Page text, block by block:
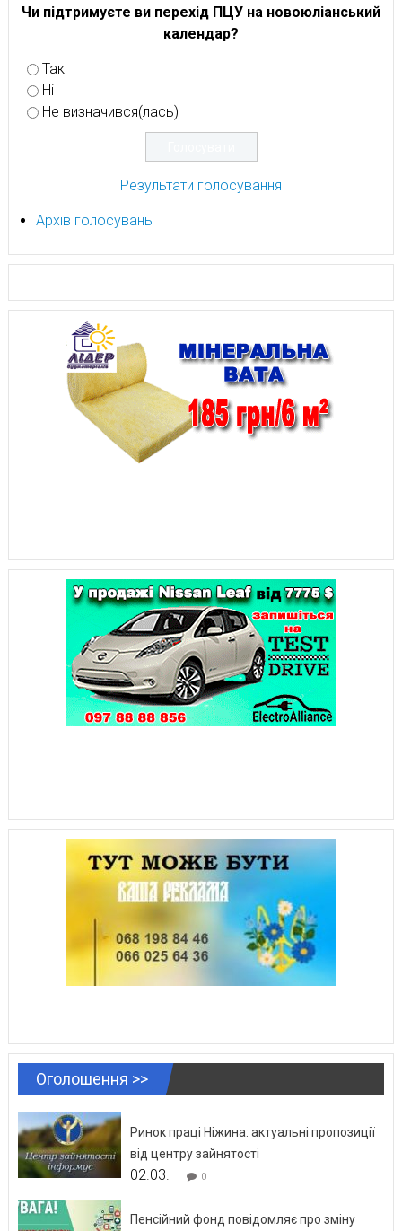
Чи підтримуєте ви перехід ПЦУ на новоюліанський
календар?
Так
Ні
Не визначився(лась)
Результати голосування
Архів голосувань
Оголошення >>
Ринок праці Ніжина: актуальні пропозиції
від центру зайнятості
02.03. 0
Пенсійний фонд повідомляє про зміну